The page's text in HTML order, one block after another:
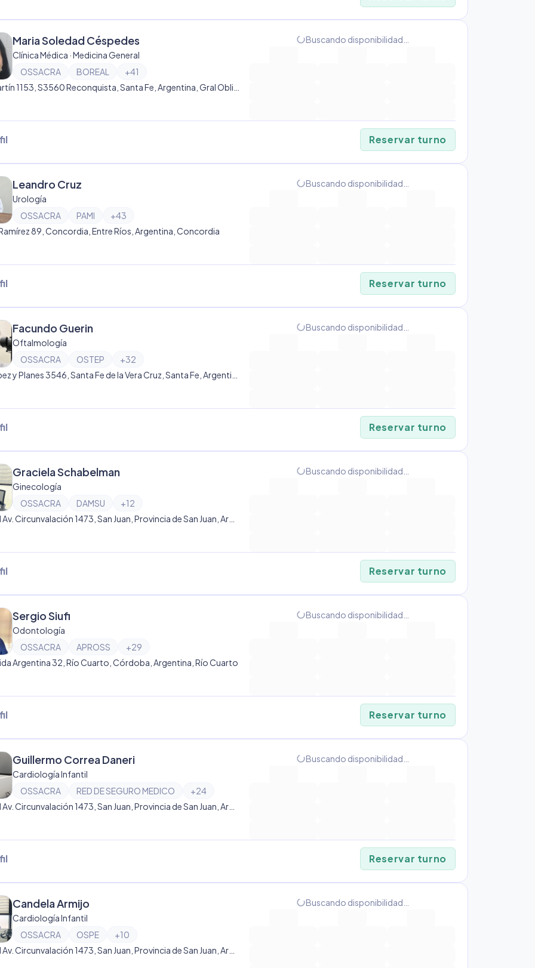
Maria Soledad Céspedes
Clínica Médica · Medicina General
OSSACRA
BOREAL +41
progress_activityBuscando disponibilidad…
Reservar turno
Leandro Cruz
Urología
OSSACRA
PAMI +43
89, Concordia, Entre Ríos, Argentina, Concordia
progress_activityBuscando disponibilidad…
Reservar turno
Facundo Guerin
Oftalmología
OSSACRA
OSTEP +32
progress_activityBuscando disponibilidad…
Reservar turno
Graciela Schabelman
Ginecología
OSSACRA
DAMSU +12
progress_activityBuscando disponibilidad…
Reservar turno
Sergio Siufi
Odontología
OSSACRA
APROSS +29
Argentina 32, Río Cuarto, Córdoba, Argentina, Río Cuarto
progress_activityBuscando disponibilidad…
Reservar turno
Guillermo Correa Daneri
Cardiología Infantil
OSSACRA
RED DE SEGURO MEDICO +24
progress_activityBuscando disponibilidad…
Reservar turno
Candela Armijo
Cardiología Infantil
OSSACRA
OSPE +10
progress_activityBuscando disponibilidad…